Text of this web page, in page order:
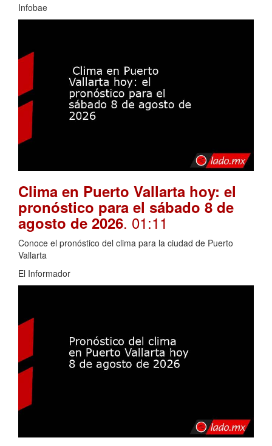
Infobae
Clima en Puerto Vallarta hoy: el
pronóstico para el sábado 8 de
agosto de 2026. 01:11
Conoce el pronóstico del clima para la ciudad de Puerto
Vallarta
El Informador